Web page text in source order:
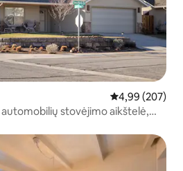
Vidutinis
4,99 (207)
automobilių stovėjimo aikštelė,